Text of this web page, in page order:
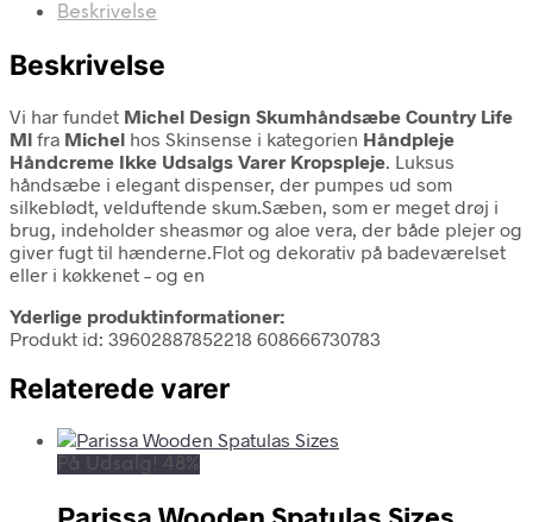
Beskrivelse
Beskrivelse
Vi har fundet Michel Design Skumhåndsæbe Country Life
Ml fra Michel hos Skinsense i kategorien Håndpleje
Håndcreme Ikke Udsalgs Varer Kropspleje. Luksus
håndsæbe i elegant dispenser, der pumpes ud som
silkeblødt, velduftende skum.Sæben, som er meget drøj i
brug, indeholder sheasmør og aloe vera, der både plejer og
giver fugt til hænderne.Flot og dekorativ på badeværelset
eller i køkkenet – og en
Yderlige produktinformationer:
Produkt id: 39602887852218 608666730783
Relaterede varer
På Udsalg! 48%